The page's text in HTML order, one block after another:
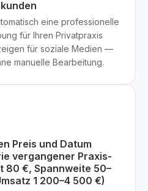
eine professionelle
für Ihren Privatpraxis
für soziale Medien —
manuelle Bearbeitung.
Preis und Datum
vergangener Praxis-
80 €, Spannweite 50–
1 200–4 500 €)